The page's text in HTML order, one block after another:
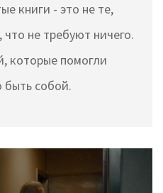
книги - это не те,
не требуют ничего.
которые помогли
собой.